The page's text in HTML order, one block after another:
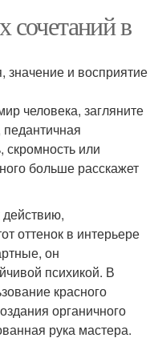
сочетаний в
значение и восприятие
человека, загляните
педантичная
скромность или
больше расскажет
оттенок в интерьере
он
психикой. В
красного
органичного
рука мастера.